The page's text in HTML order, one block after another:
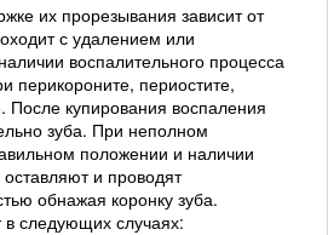
их прорезывания зависит от
с удалением или
воспалительного процесса
перикороните, периостите,
После купирования воспаления
зуба. При неполном
положении и наличии
и проводят
обнажая коронку зуба.
в следующих случаях: